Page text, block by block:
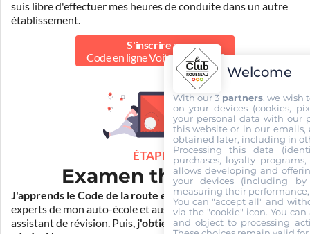
suis libre d'effectuer mes heures de conduite dans un autre
établissement.
S'inscrire au
Code en ligne Voiture 39.90 €
ÉTAPE 2
Examen théorique
J'apprends le Code de la route en ligne. Je suis aidé par les
experts de mon auto-école et aussi par Mister Codes, mon
assistant de révision. Puis, j'obtiens l'examen théorique
Welcome
With our 3 partners, we wish
on your devices (cookies,
your personal data with our
this website or in our emails,
obtained later, including in
Processing this data
purchases, loyalty
allows developing and
your devices (including
measuring their
You can "accept all" and
via the "cookie" icon. You
and object to processing